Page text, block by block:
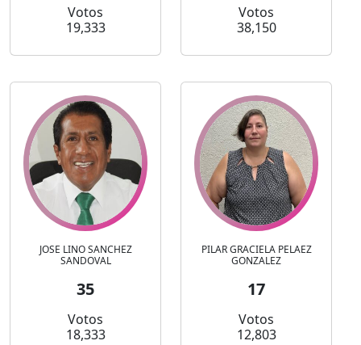
Votos
19,333
Votos
38,150
JOSE LINO SANCHEZ
SANDOVAL
35
Votos
18,333
PILAR GRACIELA PELAEZ
GONZALEZ
17
Votos
12,803